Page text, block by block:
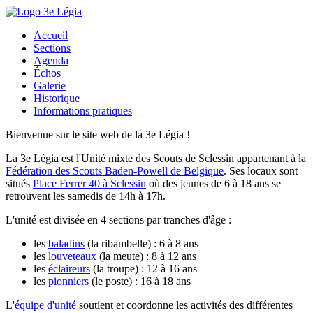
Accueil
Sections
Agenda
Échos
Galerie
Historique
Informations pratiques
Bienvenue sur le site web de la 3e Légia !
La 3e Légia est l'Unité mixte des Scouts de Sclessin appartenant à la
Fédération des Scouts Baden-Powell de Belgique. Ses locaux sont
situés Place Ferrer 40 à Sclessin où des jeunes de 6 à 18 ans se
retrouvent les samedis de 14h à 17h.
L'unité est divisée en 4 sections par tranches d'âge :
les baladins (la ribambelle) : 6 à 8 ans
les louveteaux (la meute) : 8 à 12 ans
les éclaireurs (la troupe) : 12 à 16 ans
les pionniers (le poste) : 16 à 18 ans
L'équipe d'unité soutient et coordonne les activités des différentes